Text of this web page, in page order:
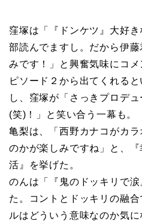
窪塚は「『ドンケツ』大好
部読んでますし。だから伊
みです！」と興奮気味にコ
ピソード２から出てくれる
し、窪塚が「さっきプロデ
(笑)！」と笑い合う一幕も。
亀梨は、「西野カナコがカ
のかが楽しみですね」と、
活』を挙げた。
のんは「『鬼のドッキリで
た。コントとドッキリの融
ルはどういう意味なのか気